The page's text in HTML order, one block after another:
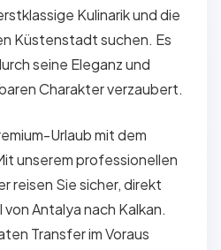
Kulinarik und die
Küstenstadt suchen. Es
seine Eleganz und
Charakter verzaubert.
Urlaub mit dem
unserem professionellen
reisen Sie sicher, direkt
Antalya nach Kalkan.
Transfer im Voraus